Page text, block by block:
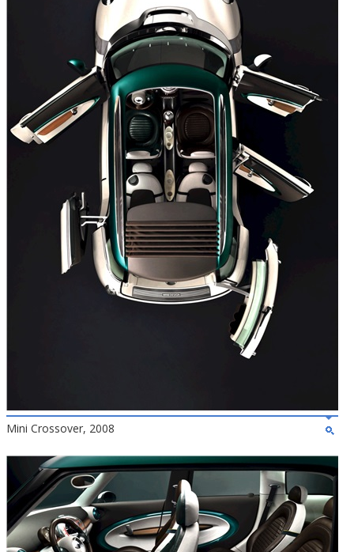
Mini Crossover, 2008